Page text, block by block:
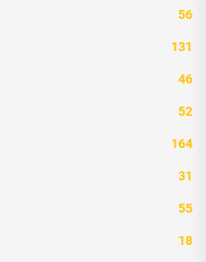
56
131
46
52
164
31
55
18